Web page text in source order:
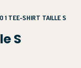
1 TEE-SHIRT TAILLE S
S